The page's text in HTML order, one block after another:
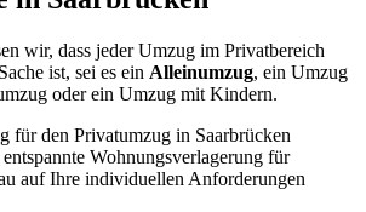
wir, dass jeder Umzug im Privatbereich
ist, sei es ein Alleinumzug, ein Umzug
oder ein Umzug mit Kindern.
für den Privatumzug in Saarbrücken
Wohnungsverlagerung für
auf Ihre individuellen Anforderungen